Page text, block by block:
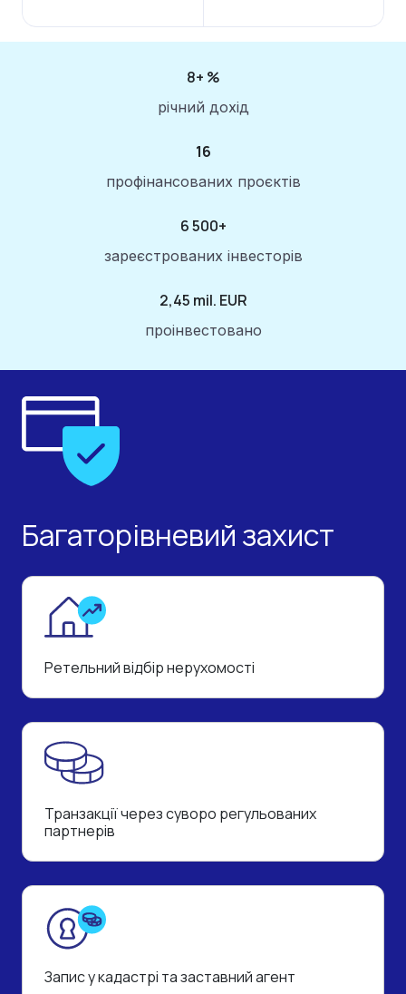
8+ %
річний дохід
16
профінансованих проєктів
6 500+
зареєстрованих інвесторів
2,45 mil. EUR
проінвестовано
Багаторівневий захист
Ретельний відбір нерухомості
Транзакції через суворо регульованих
партнерів
Запис у кадастрі та заставний агент